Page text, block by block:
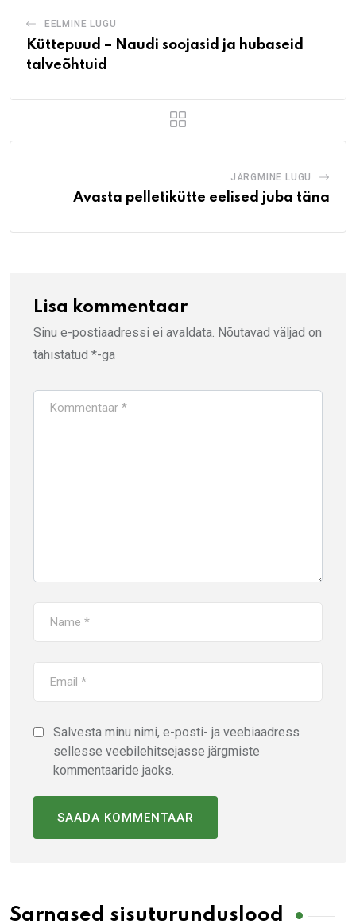
EELMINE LUGU
Küttepuud – Naudi soojasid ja hubaseid
talveõhtuid
JÄRGMINE LUGU
Avasta pelletikütte eelised juba täna
Lisa kommentaar
Sinu e-postiaadressi ei avaldata. Nõutavad väljad on
tähistatud *-ga
Salvesta minu nimi, e-posti- ja veebiaadress
sellesse veebilehitsejasse järgmiste
kommentaaride jaoks.
Sarnased sisuturunduslood